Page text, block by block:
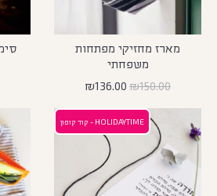
מארז מחזיקי מפתחות
משפחתי
₪150.00
₪136.00
HOLIDAYTIME - קוד קופון